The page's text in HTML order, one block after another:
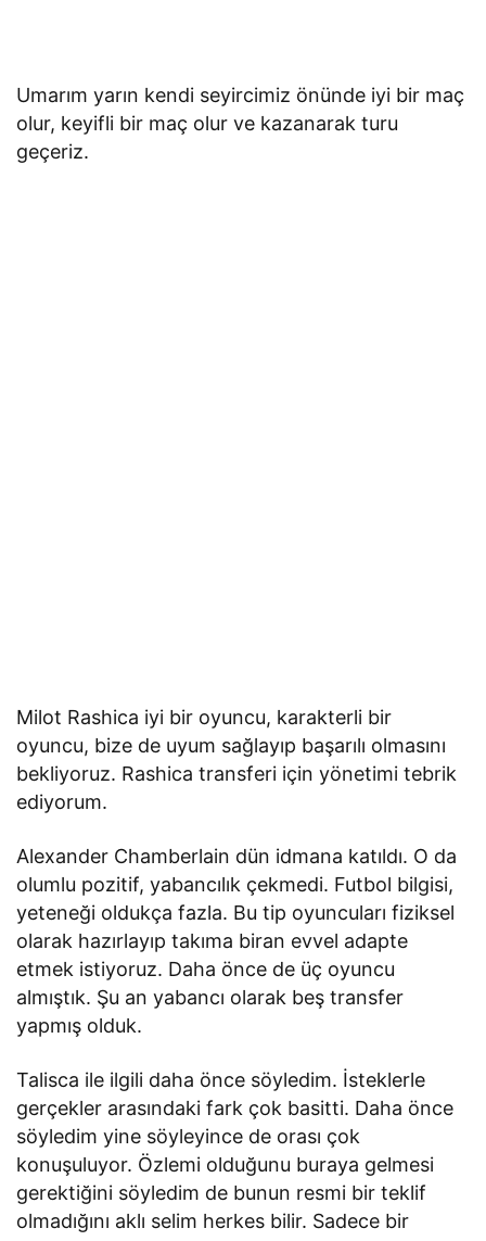
Umarım yarın kendi seyircimiz önünde iyi bir maç
olur, keyifli bir maç olur ve kazanarak turu
geçeriz.
Milot Rashica iyi bir oyuncu, karakterli bir
oyuncu, bize de uyum sağlayıp başarılı olmasını
bekliyoruz. Rashica transferi için yönetimi tebrik
ediyorum.
Alexander Chamberlain dün idmana katıldı. O da
olumlu pozitif, yabancılık çekmedi. Futbol bilgisi,
yeteneği oldukça fazla. Bu tip oyuncuları fiziksel
olarak hazırlayıp takıma biran evvel adapte
etmek istiyoruz. Daha önce de üç oyuncu
almıştık. Şu an yabancı olarak beş transfer
yapmış olduk.
Talisca ile ilgili daha önce söyledim. İsteklerle
gerçekler arasındaki fark çok basitti. Daha önce
söyledim yine söyleyince de orası çok
konuşuluyor. Özlemi olduğunu buraya gelmesi
gerektiğini söyledim de bunun resmi bir teklif
olmadığını aklı selim herkes bilir. Sadece bir